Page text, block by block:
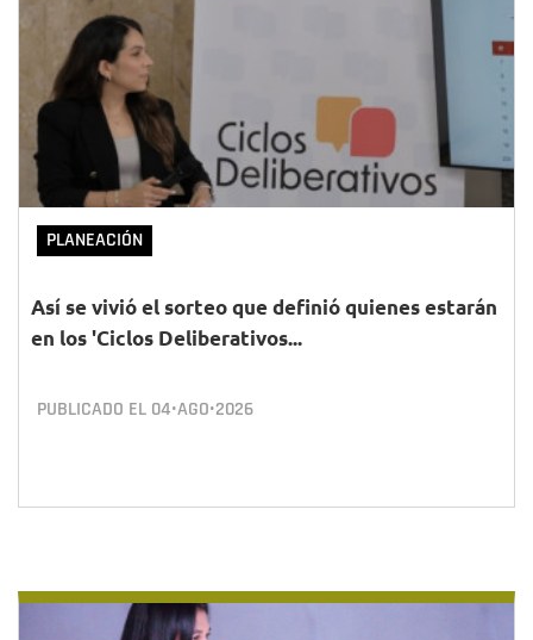
PLANEACIÓN
Así se vivió el sorteo que definió quienes estarán
en los 'Ciclos Deliberativos...
PUBLICADO EL 04•AGO•2026